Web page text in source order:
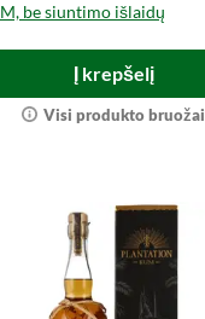
be siuntimo išlaidų
Į krepšelį
Visi produkto bruožai